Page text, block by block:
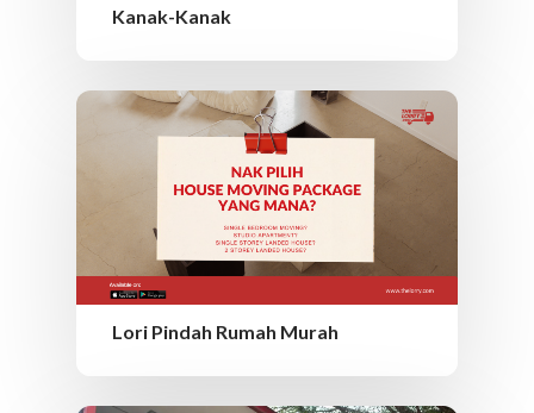
Kanak-Kanak
Lori Pindah Rumah Murah